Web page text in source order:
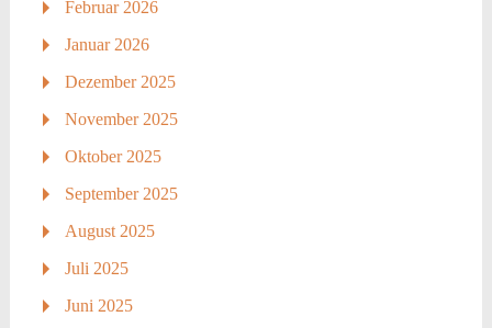
Februar 2026
Januar 2026
Dezember 2025
November 2025
Oktober 2025
September 2025
August 2025
Juli 2025
Juni 2025